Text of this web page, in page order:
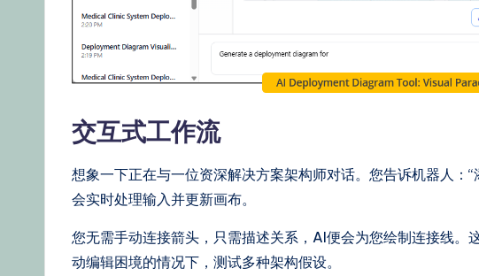
交互式工作流
想象一下正在与一位资深解决方案架构师对话。您告诉机器人：
会实时处理输入并更新画布。
您无需手动连接箭头，只需描述关系，AI便会为您绘制连接线。
动编辑困境的情况下，测试多种架构假设。